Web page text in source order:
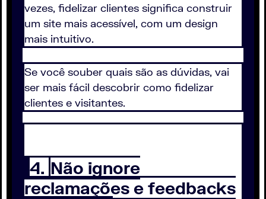
vezes, fidelizar clientes significa construir
um site mais acessível, com um design
mais intuitivo.
Se você souber quais são as dúvidas, vai
ser mais fácil descobrir como fidelizar
clientes e visitantes.
4. Não ignore
reclamações e feedbacks